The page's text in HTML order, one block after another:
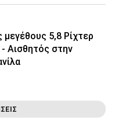
μεγέθους 5,8 Ρίχτερ
- Αισθητός στην